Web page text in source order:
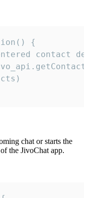
{
contact
chat or starts the
the JivoChat app.